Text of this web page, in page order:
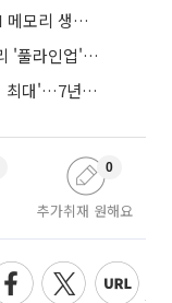
SK하이닉스, 용인·청주에 54조 투자…AI 메모리 생산기지 키운다
D램·낸드 모두 세계 1위…삼성, AI 메모리 '풀라인업'으로 승부
갤럭시 Z 폴드8, 사전판매 144만대 '역대 최대'…7년만에 갤노트10 기록 넘어
추가취재 원해요
0